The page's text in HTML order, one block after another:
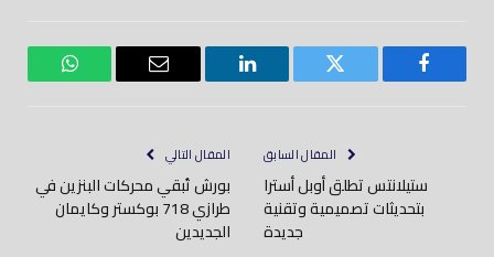
فيسبوك تويتر لينكدود
بريد
واتساب
المقال السابق
ستيلانتس تطلق أوبل أسترا
بتحديثات تصميمية وتقنية
جديدة
المقال التالي
بورش تُبقي محركات البنزين في
طرازي 718 بوكستر وكايمان
الجديدين